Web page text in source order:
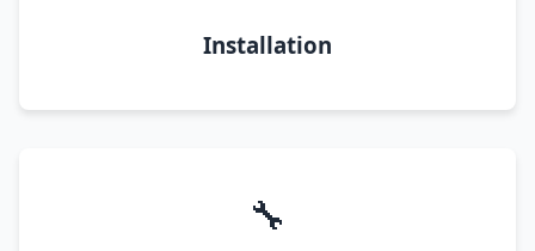
Installation
🔧